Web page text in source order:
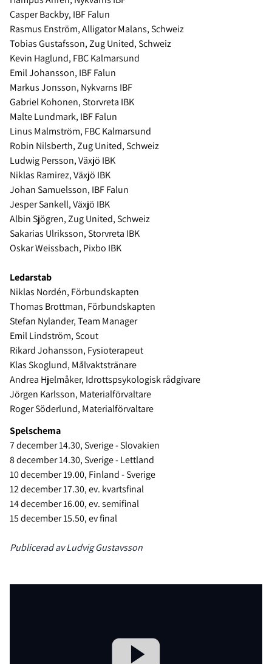
Casper Backby, IBF Falun
Rasmus Enström, Alligator Malans, Schweiz
Tobias Gustafsson, Zug United, Schweiz
Kevin Haglund, FBC Kalmarsund
Emil Johansson, IBF Falun
Markus Jonsson, Nykvarns IBF
Gabriel Kohonen, Storvreta IBK
Malte Lundmark, IBF Falun
Linus Malmström, FBC Kalmarsund
Robin Nilsberth, Zug United, Schweiz
Ludwig Persson, Växjö IBK
Niklas Ramirez, Växjö IBK
Johan Samuelsson, IBF Falun
Jesper Sankell, Växjö IBK
Albin Sjögren, Zug United, Schweiz
Sakarias Ulriksson, Storvreta IBK
Oskar Weissbach, Pixbo IBK
Ledarstab
Niklas Nordén, Förbundskapten
Thomas Brottman, Förbundskapten
Stefan Nylander, Team Manager
Emil Lindström, Scout
Rikard Johansson, Fysioterapeut
Klas Skoglund, Målvaktstränare
Andrea Hjelmåker, Idrottspsykologisk rådgivare
Jörgen Karlsson, Materialförvaltare
Roger Söderlund, Materialförvaltare
Spelschema
7 december 14.30, Sverige - Slovakien
8 december 14.30, Sverige - Lettland
10 december 19.00, Finland - Sverige
12 december 17.30, ev. kvartsfinal
14 december 16.00, ev. semifinal
15 december 15.50, ev final
Publicerad av Ludvig Gustavsson